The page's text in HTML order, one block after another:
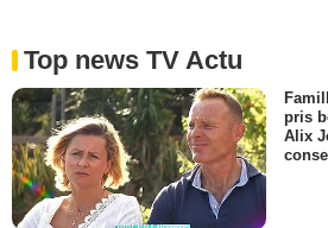
Top news TV Actu
pris
Alix